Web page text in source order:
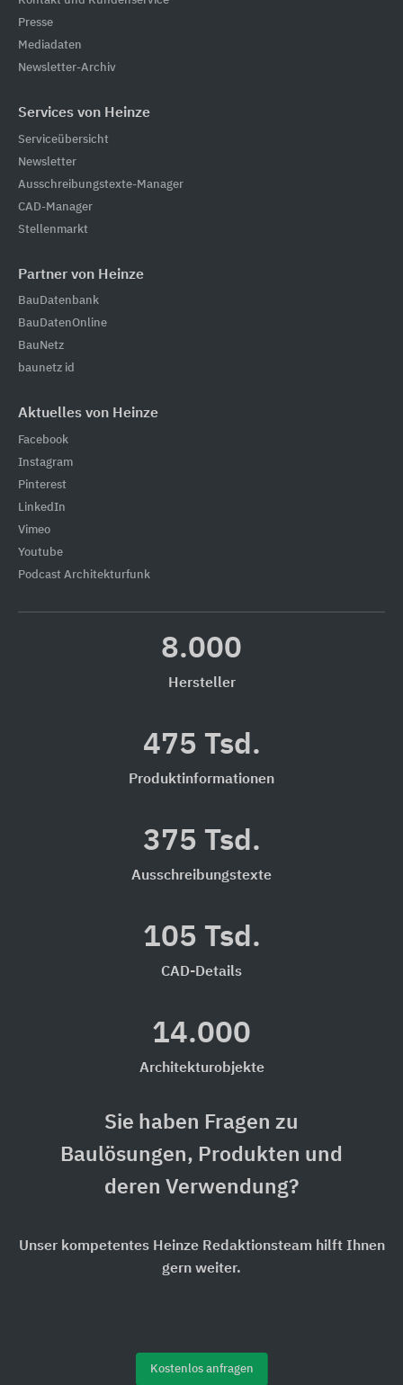
Presse
Mediadaten
Newsletter-Archiv
Services von Heinze
Serviceübersicht
Newsletter
Ausschreibungstexte-Manager
CAD-Manager
Stellenmarkt
Partner von Heinze
BauDatenbank
BauDatenOnline
BauNetz
baunetz id
Aktuelles von Heinze
Facebook
Instagram
Pinterest
LinkedIn
Vimeo
Youtube
Podcast Architekturfunk
8.000
Hersteller
475 Tsd.
Produktinformationen
375 Tsd.
Ausschreibungstexte
105 Tsd.
CAD-Details
14.000
Architekturobjekte
Sie haben Fragen zu
Baulösungen, Produkten und
deren Verwendung?
Unser kompetentes Heinze Redaktionsteam hilft Ihnen
gern weiter.
Kostenlos anfragen